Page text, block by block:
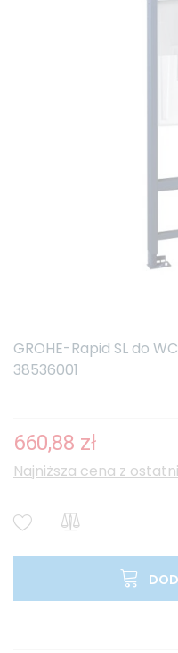
GROHE-Rapid SL do
38536001
660,88 zł
Najniższa cena z